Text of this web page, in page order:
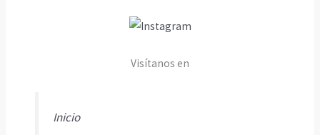
Visítanos en
Inicio